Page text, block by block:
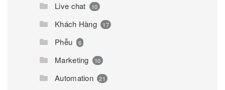
Live chat 10
Khách Hàng 17
Phễu 6
Marketing 10
Automation 21